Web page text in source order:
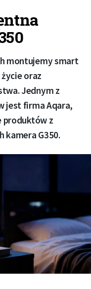
montujemy smart
oraz
Jednym z
jest firma Aqara,
produktów z
kamera G350.